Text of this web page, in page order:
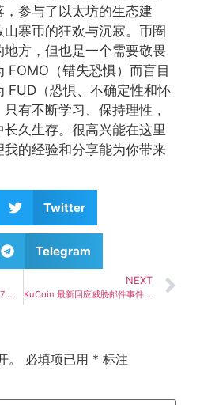
参与了以太坊的生态建
寨币的狂欢与沉寂。币圈
地方，但也是一个需要敬畏
FOMO（错失恐惧）而盲目
FUD（恐惧、不确定性和怀
有不断学习、保持理性，
久生存。很高兴能在这里
的经验和分享能为你带来
Twitter
Telegram
澳大利亚加密货币旅行规则 7 月实施 新规要点速览
NEXT
KuCoin 最新回应威胁邮件事件：已联系用户建议报案，配合执法机关严打
必填项已用 * 标注